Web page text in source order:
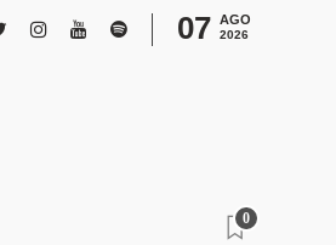
07 AGO
2026
0